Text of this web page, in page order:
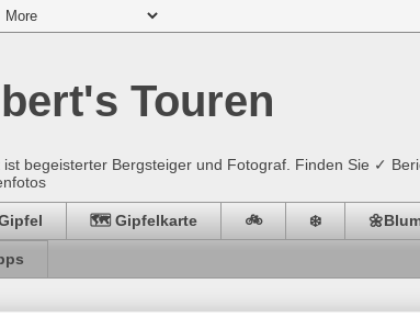
Touren
ist begeisterter Bergsteiger und Fotograf. Finden Sie ✓
🗺️ Gipfelkarte 🚲 ❄️